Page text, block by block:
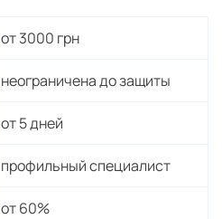
от 3000 грн
неограничена до защиты
от 5 дней
профильный специалист
от 60%